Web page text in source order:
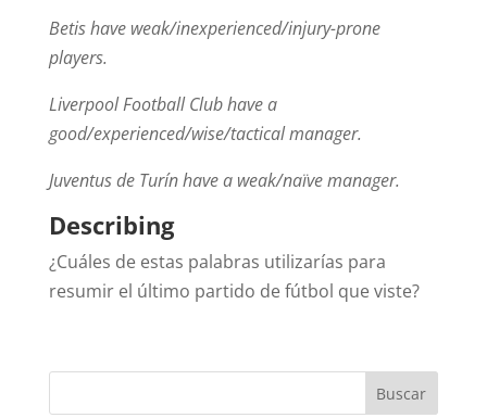
Betis have weak/inexperienced/injury-prone
players.
Liverpool Football Club have a
good/experienced/wise/tactical manager.
Juventus de Turín have a weak/naïve manager.
Describing
¿Cuáles de estas palabras utilizarías para
resumir el último partido de fútbol que viste?